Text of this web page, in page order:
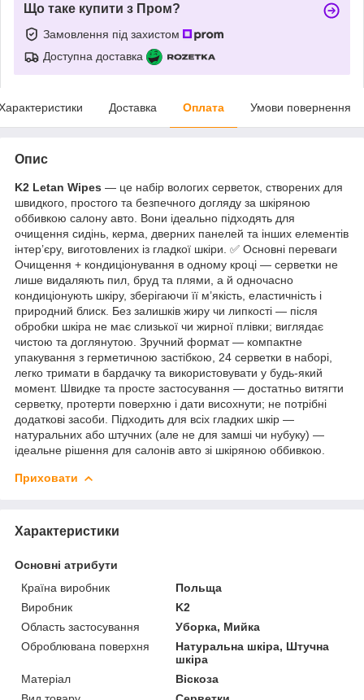
Що таке купити з Пром?
Замовлення під захистом
Доступна доставка
Доставка Оплата Умови повернення
Опис
K2 Letan Wipes — це набір вологих серветок, створених для
швидкого, простого та безпечного догляду за шкіряною
оббивкою салону авто. Вони ідеально підходять для
очищення сидінь, керма, дверних панелей та інших елементів
інтер’єру, виготовлених із гладкої шкіри. ✅ Основні переваги
Очищення + кондиціонування в одному кроці — серветки не
лише видаляють пил, бруд та плями, а й одночасно
кондиціонують шкіру, зберігаючи її м’якість, еластичність і
природний блиск. Без залишків жиру чи липкості — після
обробки шкіра не має слизької чи жирної плівки; виглядає
чистою та доглянутою. Зручний формат — компактне
упакування з герметичною застібкою, 24 серветки в наборі,
легко тримати в бардачку та використовувати у будь-який
момент. Швидке та просте застосування — достатньо витягти
серветку, протерти поверхню і дати висохнути; не потрібні
додаткові засоби. Підходить для всіх гладких шкір —
натуральних або штучних (але не для замші чи нубуку) —
ідеальне рішення для салонів авто зі шкіряною оббивкою.
Приховати
Характеристики
Основні атрибути
Країна виробник
Польща
Виробник
K2
Область застосування
Уборка, Мийка
Оброблювана поверхня
Натуральна шкіра, Штучна
шкіра
Матеріал
Віскоза